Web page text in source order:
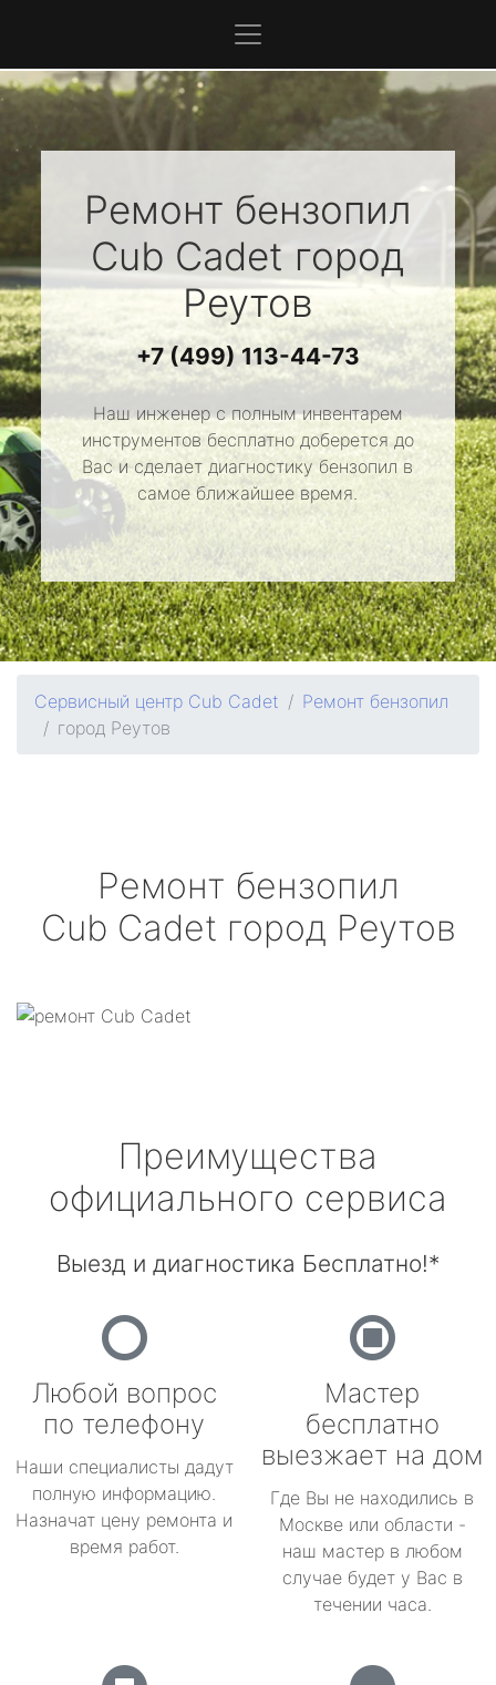
Ремонт бензопил
Cub Cadet город
Реутов
+7 (499) 113-44-73
Наш инженер с полным инвентарем
инструментов бесплатно доберется до
Вас и сделает диагностику бензопил в
самое ближайшее время.
Сервисный центр Cub Cadet
Ремонт бензопил
город Реутов
Ремонт бензопил
Cub Cadet город Реутов
Преимущества
официального сервиса
Выезд и диагностика Бесплатно!*
Любой вопрос
по телефону
Наши специалисты дадут
полную информацию.
Назначат цену ремонта и
время работ.
Мастер
бесплатно
выезжает на дом
Где Вы не находились в
Москве или области -
наш мастер в любом
случае будет у Вас в
течении часа.